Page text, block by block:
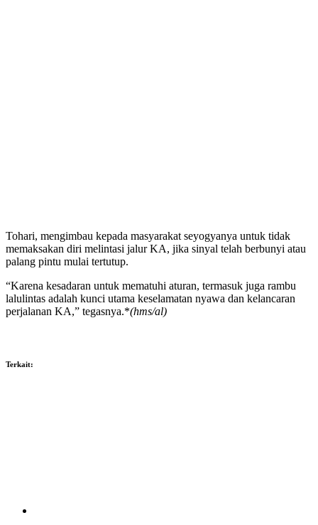
Tohari, mengimbau kepada masyarakat seyogyanya untuk tidak
memaksakan diri melintasi jalur KA, jika sinyal telah berbunyi atau
palang pintu mulai tertutup.
“Karena kesadaran untuk mematuhi aturan, termasuk juga rambu
lalulintas adalah kunci utama keselamatan nyawa dan kelancaran
perjalanan KA,” tegasnya.*(hms/al)
Terkait: